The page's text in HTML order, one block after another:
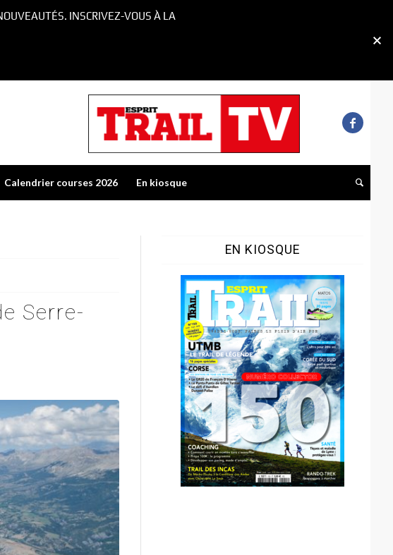
Calendrier courses 2026 En kiosque
Serre-
EN KIOSQUE
INSCRIVEZ-VOUS À LA